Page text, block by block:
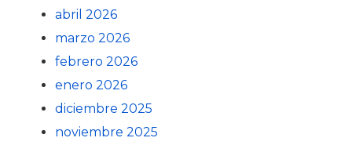
abril 2026
marzo 2026
febrero 2026
enero 2026
diciembre 2025
noviembre 2025